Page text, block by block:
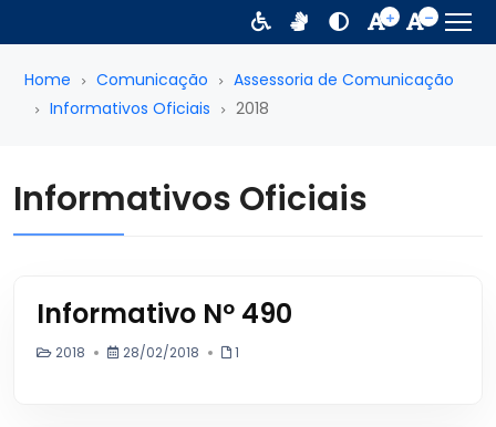
Home Comunicação
Assessoria de Comunicação
Informativos Oficiais
2018
Informativos Oficiais
Informativo Nº 490
2018 28/02/2018 1